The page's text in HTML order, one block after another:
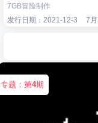
7GB冒险制作
发行日期：2021-12-3
7
专题：第4期